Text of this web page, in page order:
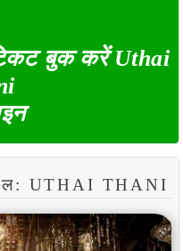
बुक करें Uthai
UTHAI THANI